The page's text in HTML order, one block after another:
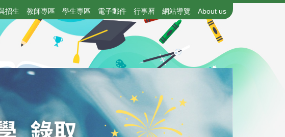
招生 教師專區 學生專區 電子郵件 行事曆 網站導覽 About us